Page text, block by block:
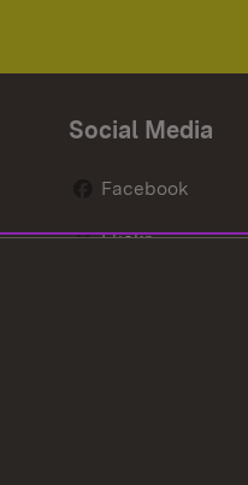
Social Media
Facebook
Flickr